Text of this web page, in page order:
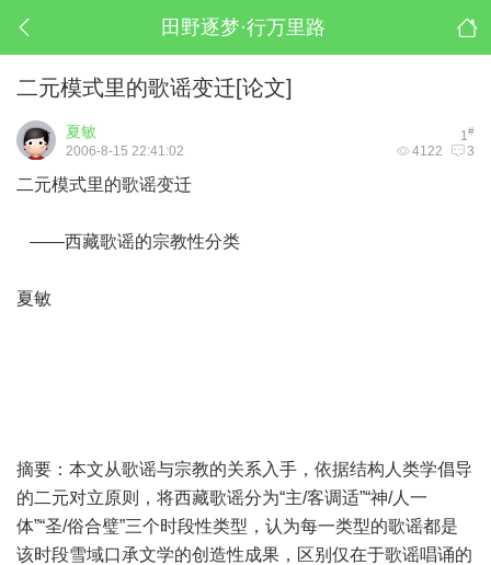
田野逐梦·行万里路
二元模式里的歌谣变迁[论文]
1#
夏敏
4122 3
2006-8-15 22:41:02
二元模式里的歌谣变迁
——西藏歌谣的宗教性分类
夏敏
摘要：本文从歌谣与宗教的关系入手，依据结构人类学倡导
的二元对立原则，将西藏歌谣分为“主/客调适”“神/人一
体”“圣/俗合璧”三个时段性类型，认为每一类型的歌谣都是
该时段雪域口承文学的创造性成果，区别仅在于歌谣唱诵的